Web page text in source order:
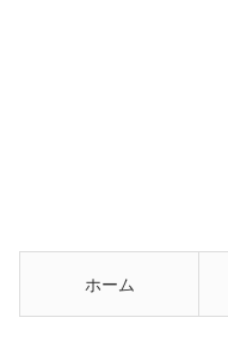
ホーム